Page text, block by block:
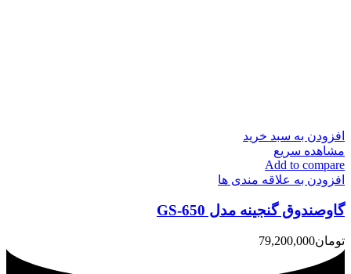
افزودن به سبد خرید
مشاهده سریع
Add to compare
افزودن به علاقه مندی ها
گاوصندوق گنجینه مدل GS-650
تومان79,200,000